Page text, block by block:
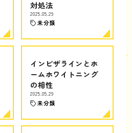
対処法
2025.05.29
未分類
インビザラインとホ
ームホワイトニング
の相性
2025.05.29
未分類